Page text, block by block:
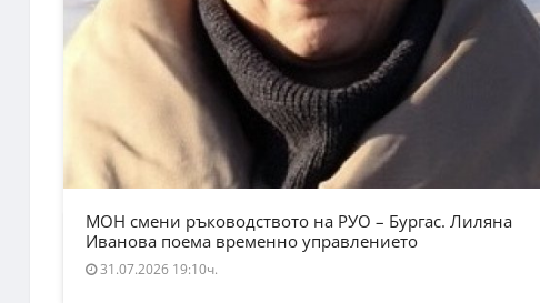
МОН смени ръководството на РУО – Бургас. Лиляна
Иванова поема временно управлението
31.07.2026 19:10ч.